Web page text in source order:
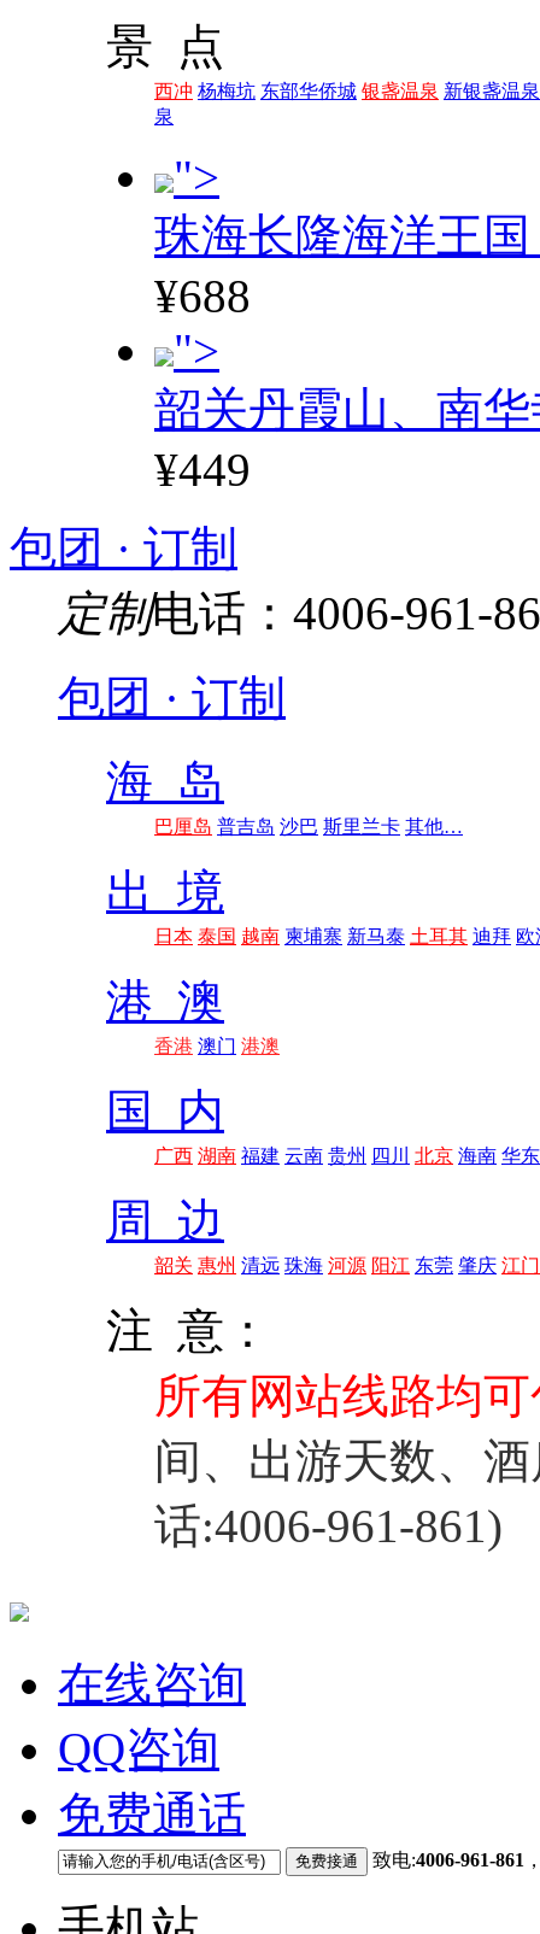
景 点
西冲 杨梅坑 东部华侨城 银盏温泉 新银盏温泉
泉
">
珠海长隆海洋王
¥688
">
韶关丹霞山、南
¥449
包团 · 订制
定制电话：4006-961-
包团 · 订制
海 岛
巴厘岛 普吉岛 沙巴 斯里兰卡 其他…
出 境
日本 泰国 越南 柬埔寨 新马泰 土耳其 迪拜 欧
港 澳
香港 澳门 港澳
国 内
广西 湖南 福建 云南 贵州 四川 北京 海南 华东
周 边
韶关 惠州 清远 珠海 河源 阳江 东莞 肇庆 江门
注 意：
所有网站线路均
间、出游天数、
话:4006-961-861)
在线咨询
QQ咨询
免费通话
致电:4006-961-861